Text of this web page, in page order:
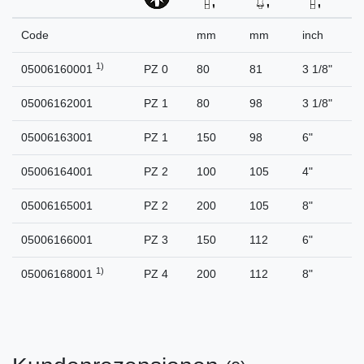
Code mm mm inch
05006160001 1) PZ 0 80 81 3 1/8"
05006162001 PZ 1 80 98 3 1/8"
05006163001 PZ 1 150 98 6"
05006164001 PZ 2 100 105 4"
05006165001 PZ 2 200 105 8"
05006166001 PZ 3 150 112 6"
05006168001 1) PZ 4 200 112 8"